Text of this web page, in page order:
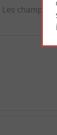
Les champs